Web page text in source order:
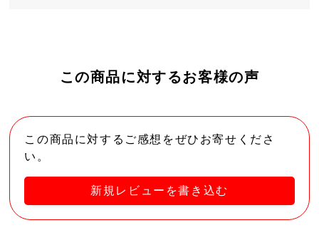
この商品に対するお客様の声
この商品に対するご感想をぜひお寄せくださ
い。
新規レビューを書き込む